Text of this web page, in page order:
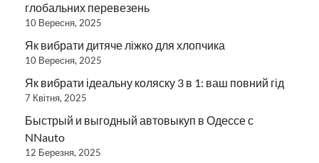
глобальних перевезень
10 Вересня, 2025
Як вибрати дитяче ліжко для хлопчика
10 Вересня, 2025
Як вибрати ідеальну коляску 3 в 1: ваш повний гід
7 Квітня, 2025
Быстрый и выгодный автовыкуп в Одессе с
NNauto
12 Березня, 2025